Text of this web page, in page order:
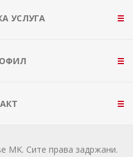
УСЛУГА
MK. Сите права задржани.